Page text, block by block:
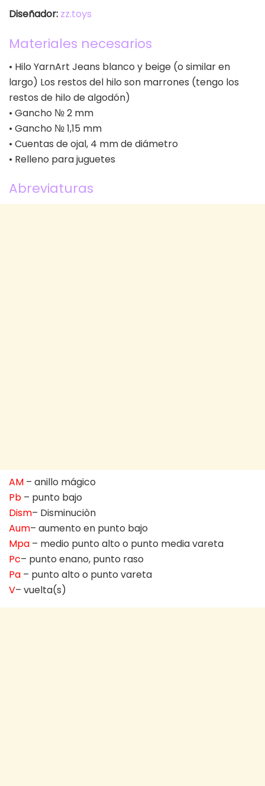
Diseñador: zz.toys
Materiales necesarios
• Hilo YarnArt Jeans blanco y beige (o similar en
largo) Los restos del hilo son marrones (tengo los
restos de hilo de algodón)
• Gancho № 2 mm
• Gancho № 1,15 mm
• Cuentas de ojal, 4 mm de diámetro
• Relleno para juguetes
Abreviaturas
AM – anillo mágico
Pb – punto bajo
Dism– Disminuciòn
Aum– aumento en punto bajo
Mpa – medio punto alto o punto media vareta
Pc– punto enano, punto raso
Pa – punto alto o punto vareta
V– vuelta(s)